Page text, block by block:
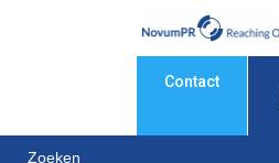
Contact